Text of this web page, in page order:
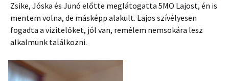
Zsike, Jóska és Junó előtte meglátogatta 5MO Lajost, én is
mentem volna, de másképp alakult. Lajos szívélyesen
fogadta a vizitelőket, jól van, remélem nemsokára lesz
alkalmunk találkozni.